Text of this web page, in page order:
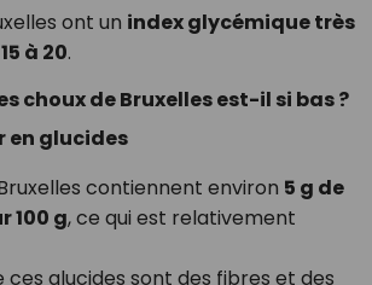
ont un index glycémique très
à 20.
choux de Bruxelles est-il si bas ?
en glucides
contiennent environ 5 g de
100 g, ce qui est relativement
ces glucides sont des fibres et des